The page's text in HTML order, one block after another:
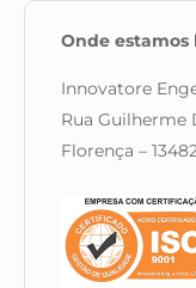
Onde estamos
Innovatore
Rua Guilherme
Florença –